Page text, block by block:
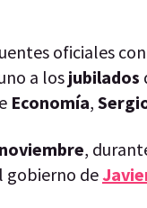
oficiales
a losjubilados
Economía,
noviembre,
gobierno de